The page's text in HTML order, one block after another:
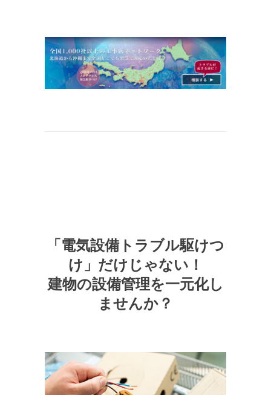
「電気設備トラブル駆けつ
け」だけじゃない！
建物の設備管理を一元化し
ませんか？